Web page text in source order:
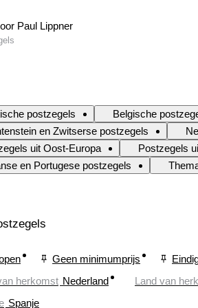
Paul Lippner
postzegels
Belgische
en Zwitserse postzegels
uit Oost-Europa
Postzegels
en Portugese postzegels
Geen minimumprijs
herkomst Nederland
Land van
Spanje